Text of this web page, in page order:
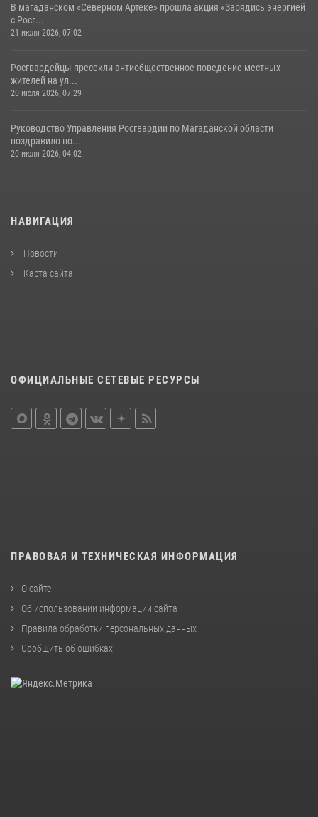
В магаданском «Северном Артеке» прошла акция «Зарядись энергией
с Росг...
21 июля 2026, 07:02
Росгвардейцы пресекли антиобщественное поведение местных
жителей на ул...
20 июля 2026, 07:29
Руководство Управления Росгвардии по Магаданской области
поздравило по...
20 июля 2026, 04:02
НАВИГАЦИЯ
Новости
Карта сайта
ОФИЦИАЛЬНЫЕ СЕТЕВЫЕ РЕСУРСЫ
ПРАВОВАЯ И ТЕХНИЧЕСКАЯ ИНФОРМАЦИЯ
О сайте
Об использовании информации сайта
Правила обработки персональных данных
Сообщить об ошибках